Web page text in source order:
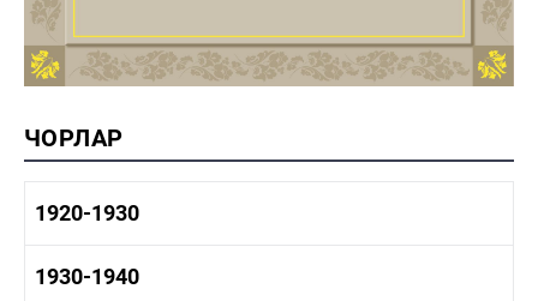
ЧОРЛАР
1920-1930
1920-1930 тарих
1930-1940